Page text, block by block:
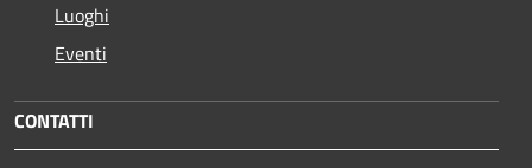
Luoghi
Eventi
CONTATTI